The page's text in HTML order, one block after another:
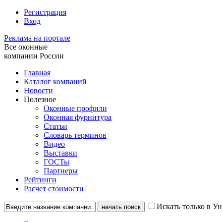
Регистрация
Вход
Реклама на портале
Все оконные
компании России
Главная
Каталог компаний
Новости
Полезное
Оконные профили
Оконная фурнитура
Статьи
Словарь терминов
Видео
Выставки
ГОСТы
Партнеры
Рейтинги
Расчет стоимости
Искать только в